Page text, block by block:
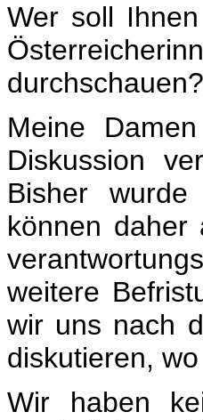
Wer soll
Meine
Diskussion
Bisher
können daher
weitere
wir uns nach
diskutieren,
Wir haben